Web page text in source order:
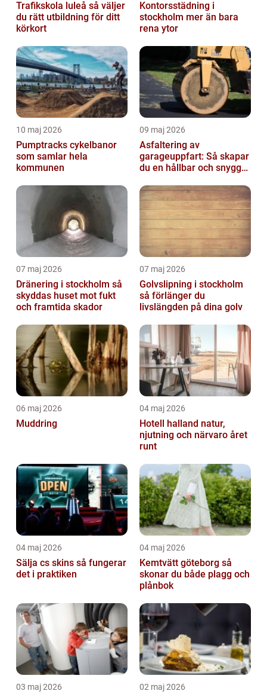
Trafikskola luleå så väljer
du rätt utbildning för ditt
körkort
Kontorsstädning i
stockholm mer än bara
rena ytor
10 maj 2026
Pumptracks cykelbanor
som samlar hela
kommunen
09 maj 2026
Asfaltering av
garageuppfart: Så skapar
du en hållbar och snygg
07 maj 2026
Dränering i stockholm så
skyddas huset mot fukt
och framtida skador
07 maj 2026
Golvslipning i stockholm
så förlänger du
livslängden på dina golv
06 maj 2026
Muddring
04 maj 2026
Hotell halland natur,
njutning och närvaro året
runt
04 maj 2026
Sälja cs skins så fungerar
det i praktiken
04 maj 2026
Kemtvätt göteborg så
skonar du både plagg och
plånbok
03 maj 2026 02 maj 2026